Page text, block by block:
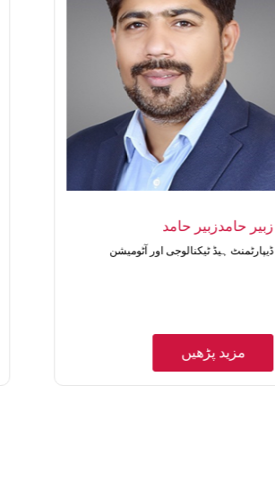
زبیر حامدزبیر حامد
ڈیپارٹمنٹ ہیڈ ٹیکنالوجی اور آٹومیشن
مزید پڑھیں